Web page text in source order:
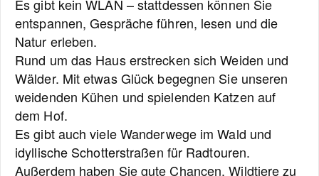
Es gibt kein WLAN – stattdessen können Sie
entspannen, Gespräche führen, lesen und die
Natur erleben.
Rund um das Haus erstrecken sich Weiden und
Wälder. Mit etwas Glück begegnen Sie unseren
weidenden Kühen und spielenden Katzen auf
dem Hof.
Es gibt auch viele Wanderwege im Wald und
idyllische Schotterstraßen für Radtouren.
Außerdem haben Sie gute Chancen, Wildtiere zu